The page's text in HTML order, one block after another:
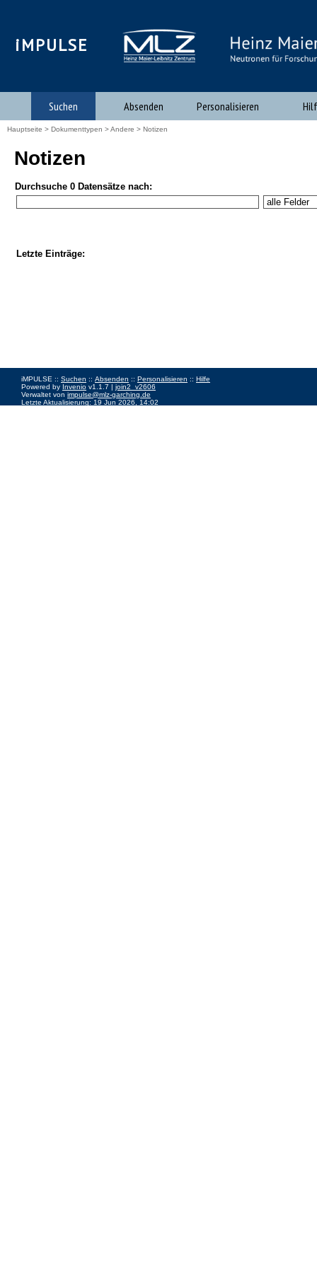
iMPULSE
Suchen Absenden Personalisieren
Hauptseite > Dokumenttypen >Andere > Notizen
Notizen
Durchsuche 0 Datensätze nach:
Letzte Einträge:
iMPULSE :: Suchen :: Absenden :: Personalisieren :: Hilfe
Powered by Invenio v1.1.7 | join2_v2606
Verwaltet von impulse@mlz-garching.de
Letzte Aktualisierung: 19 Jun 2026, 14:02